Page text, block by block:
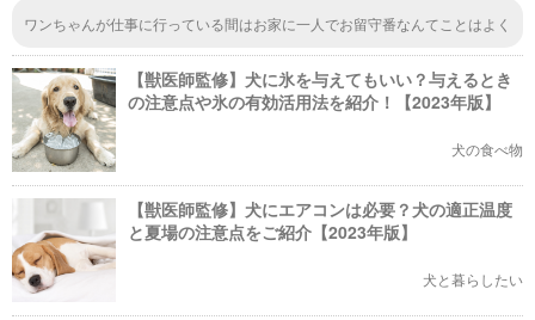
ワンちゃんが仕事に行っている間はお家に一人でお留守番なんてことはよく
にすることができない家庭もありますよね。そこで、こうしたクールマット
が重宝されるんだと思います。【獣医師監修】犬に氷を与えてもいい？与えるとき
の注意点や氷の有効活用法を紹介！【2023年版】
犬の食べ物
【獣医師監修】犬にエアコンは必要？犬の適正温度
と夏場の注意点をご紹介【2023年版】
犬と暮らしたい